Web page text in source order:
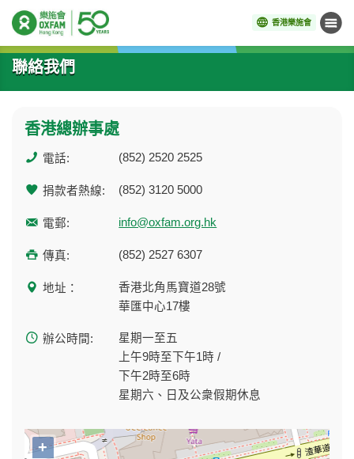
香港樂施會 目錄
開始主要內容
聯絡我們
香港總辦事處
電話: (852) 2520 2525
捐款者熱線: (852) 3120 5000
電郵: info@oxfam.org.hk
傳真: (852) 2527 6307
地址：
香港北角馬寶道28號
華匯中心17樓
辦公時間:
星期一至五
上午9時至下午1時 /
下午2時至6時
星期六、日及公衆假期休息
+